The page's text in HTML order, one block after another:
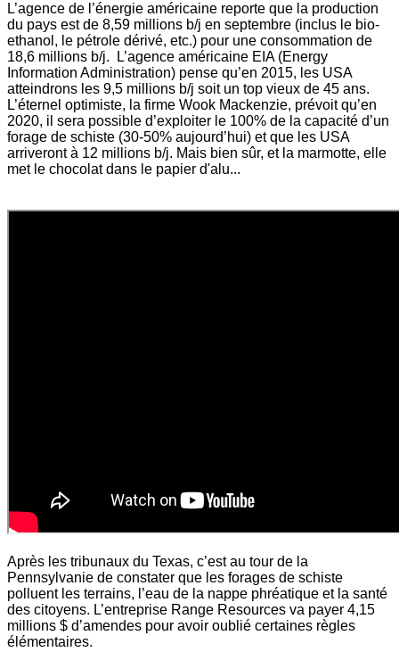
L’agence de l’énergie américaine reporte que la production
du pays est de 8,59 millions b/j en septembre (inclus le bio-
ethanol, le pétrole dérivé, etc.) pour une consommation de
18,6 millions b/j. L’agence américaine EIA (Energy
Information Administration) pense qu’en 2015, les USA
atteindrons les 9,5 millions b/j soit un top vieux de 45 ans.
L’éternel optimiste, la firme Wook Mackenzie, prévoit qu’en
2020, il sera possible d’exploiter le 100% de la capacité d’un
forage de schiste (30-50% aujourd’hui) et que les USA
arriveront à 12 millions b/j. Mais bien sûr, et la marmotte, elle
met le chocolat dans le papier d'alu...
Après les tribunaux du Texas, c’est au tour de la
Pennsylvanie de constater que les forages de schiste
polluent les terrains, l’eau de la nappe phréatique et la santé
des citoyens. L’entreprise Range Resources va payer 4,15
millions $ d’amendes pour avoir oublié certaines règles
élémentaires.